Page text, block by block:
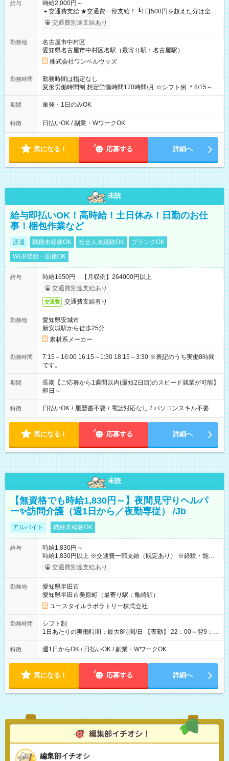
給与
時給2,000円～
＋交通費支給 ★交通費一部支給！ ┗1日500円を超えた分は全額
支給！ ※往復500円以内の方は自己負担となります ★日払い
OK！（規定あり） ┗働いたその日に現金GET♪ お仕事後はコン
期間なし
交通費別途支給あり
勤務地
名古屋市中村区
愛知県名古屋市中村区名駅（最寄り駅：名古屋駅）
株式会社ワンベルウッズ
勤務時間
勤務時間は指定なし
変形労働時間制 想定労働時間170時間/月 ☆シフト例 ＊8/15～
10/26 全日共通 08：00～12：00 17：00～21：00 ＊8/31
～9/19のみ下記シフトもあります！ 12：00～16：00 ＊9/6～
00
期間 単発・1日のみOK
特徴 日払いOK / 副業・WワークOK
気になる！ 応募する 詳細へ
未読
給与即払いOK！高時給！土日休み！日勤のお仕
事！梱包作業など
派遣 職種未経験OK 社会人未経験OK
ブランクOK
WEB登録・面接OK
給与
時給1650円 【月収例】264000円以上
交通費別途支給あり
交通費 交通費支給有り
勤務地
愛知県安城市
新安城駅から徒歩25分
素材系メーカー
勤務時間
7:15～16:00 16:15～1:30 18:15～3:30 ※表記のうち実働8時間
です。
期間
長期【ご応募から1週間以内(最短2日目)のスピード就業が可能】
即日～
特徴 日払いOK / 履歴書不要 / 電話対応なし / パソコンスキル不要
気になる！ 応募する 詳細へ
未読
【無資格でも時給1,830円～】夜間見守りヘルパ
ー✨訪問介護（週1日から／夜勤専従） /Jb
アルバイト 職種未経験OK
給与
時給1,830円～
時給1,830円以上 ※交通費一部支給（既定あり） ※経験・能力を
考慮して決定します 【収入例】 週1回勤務の場合：1,830円×8時
間×4回=5万8,560円 週3回勤務の場合：1,830円×8時間×12回
月 ※ 雇用形態と給与に、本採用時と異なる部分があります。 雇
用形態：本採用時と同じです。 給与：時給 1,570円以上
交通費別途支給あり
勤務地
愛知県半田市
愛知県半田市美原町（最寄り駅：亀崎駅）
ユースタイルラボラトリー株式会社
勤務時間
シフト制
1日あたりの実働時間：最大8時間/日 【夜勤】 22：00～翌9：
00 ※週1日～OK ／ 夜勤専従 ＊＊ 勤務時間例 ＊＊ ■22時か
ら翌7時 ■23時から翌8時 ■24時から翌9時 など ※上記の時間
ます。 ※曜日固定（毎週同じ曜日での勤務となります）
特徴 週1日からOK / 日払いOK / 副業・WワークOK
気になる！ 応募する 詳細へ
編集部イチオシ